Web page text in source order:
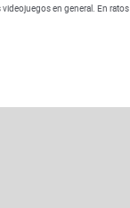
en general. En ratos